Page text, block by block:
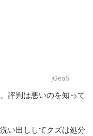
jGea5
評判は悪いのを知って
い出ししてクズは処分